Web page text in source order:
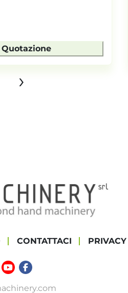
Quotazione
›
CONTATTACI
youtubefacebook